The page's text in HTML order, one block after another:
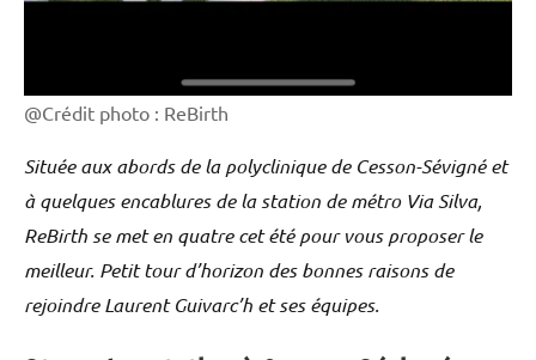
@Crédit photo : ReBirth
Située aux abords de la polyclinique de Cesson-Sévigné et
à quelques encablures de la station de métro Via Silva,
ReBirth se met en quatre cet été pour vous proposer le
meilleur. Petit tour d’horizon des bonnes raisons de
rejoindre Laurent Guivarc’h et ses équipes.